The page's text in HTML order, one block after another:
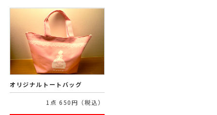
オリジナルトートバッグ
1点 650円（税込）